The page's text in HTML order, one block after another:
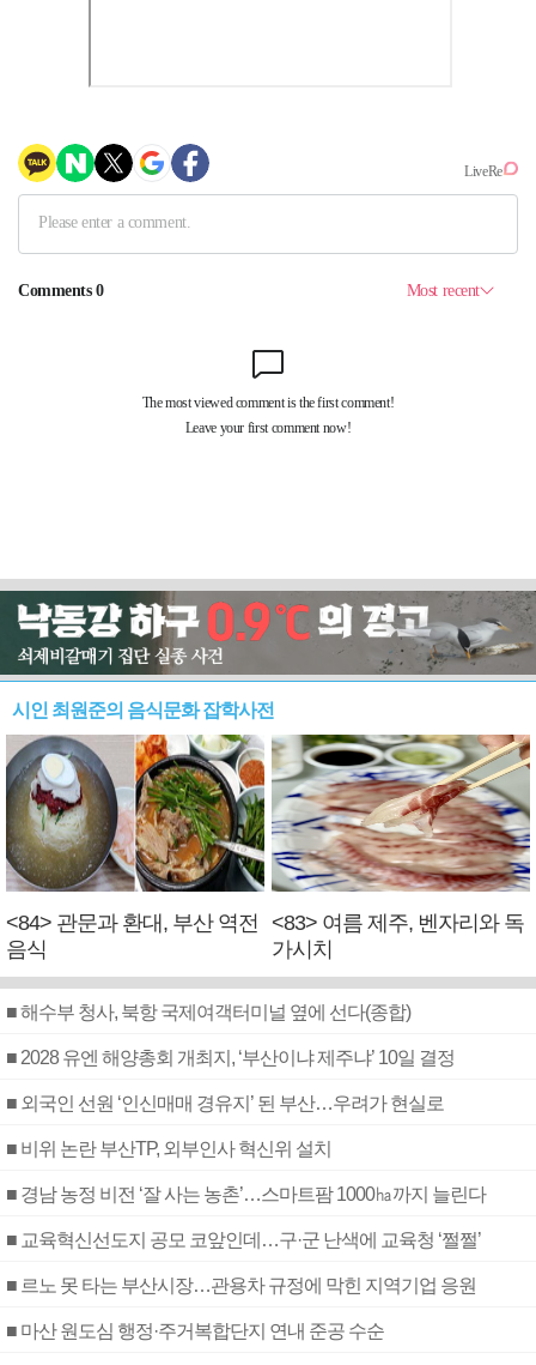
시인 최원준의 음식문화 잡학사전
<84> 관문과 환대, 부산 역전
음식
<83> 여름 제주, 벤자리와 독
가시치
■ 해수부 청사, 북항 국제여객터미널 옆에 선다(종합)
■ 2028 유엔 해양총회 개최지, ‘부산이냐 제주냐’ 10일 결정
■ 외국인 선원 ‘인신매매 경유지’ 된 부산…우려가 현실로
■ 비위 논란 부산TP, 외부인사 혁신위 설치
■ 경남 농정 비전 ‘잘 사는 농촌’…스마트팜 1000㏊까지 늘린다
■ 교육혁신선도지 공모 코앞인데…구·군 난색에 교육청 ‘쩔쩔’
■ 르노 못 타는 부산시장…관용차 규정에 막힌 지역기업 응원
■ 마산 원도심 행정·주거복합단지 연내 준공 수순